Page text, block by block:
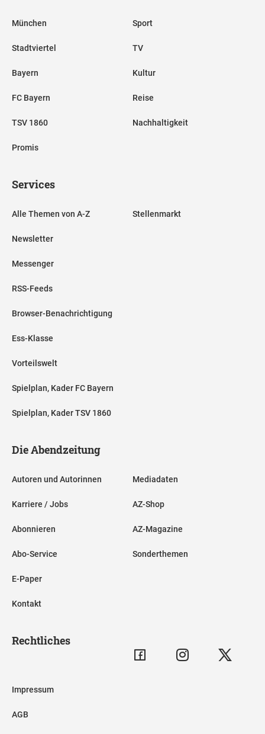
München
Stadtviertel
Bayern
FC Bayern
TSV 1860
Promis
Sport
TV
Kultur
Reise
Nachhaltigkeit
Services
Alle Themen von A-Z
Newsletter
Messenger
RSS-Feeds
Browser-Benachrichtigung
Ess-Klasse
Vorteilswelt
Spielplan, Kader FC Bayern
Spielplan, Kader TSV 1860
Stellenmarkt
Die Abendzeitung
Autoren und Autorinnen
Karriere / Jobs
Abonnieren
Abo-Service
E-Paper
Kontakt
Mediadaten
AZ-Shop
AZ-Magazine
Sonderthemen
Rechtliches
Impressum
AGB